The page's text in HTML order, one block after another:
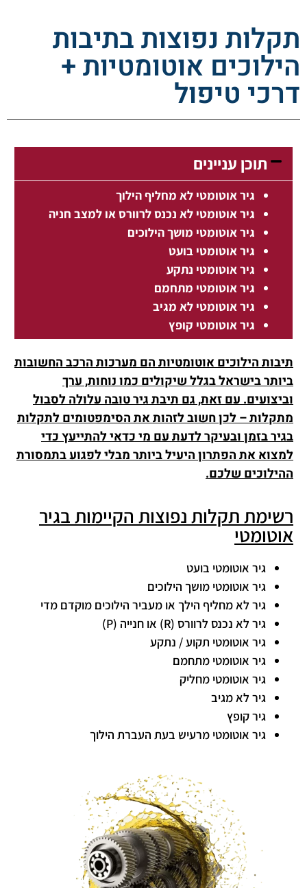
תקלות נפוצות בתיבות
הילוכים אוטומטיות +
דרכי טיפול
תוכן עניינים
גיר אוטומטי לא מחליף הילוך
גיר אוטומטי לא נכנס לרוורס או למצב חניה
גיר אוטומטי מושך הילוכים
גיר אוטומטי בועט
גיר אוטומטי נתקע
גיר אוטומטי מתחמם
גיר אוטומטי לא מגיב
גיר אוטומטי קופץ
תיבות הילוכים אוטומטיות הם מערכות הרכב החשובות
ביותר בישראל בגלל שיקולים כמו נוחות, ערך
וביצועים. עם זאת, גם תיבת גיר טובה עלולה לסבול
מתקלות – לכן חשוב לזהות את הסימפטומים לתקלות
בגיר בזמן ובעיקר לדעת עם מי כדאי להתייעץ כדי
למצוא את הפתרון היעיל ביותר מבלי לפגוע בתמסורת
ההילוכים שלכם.
רשימת תקלות נפוצות הקיימות בגיר
אוטומטי
גיר אוטומטי בועט
גיר אוטומטי מושך הילוכים
גיר לא מחליף הילך או מעביר הילוכים מוקדם מדי
גיר לא נכנס לרוורס (R) או חנייה (P)
גיר אוטומטי תקוע / נתקע
גיר אוטומטי מתחמם
גיר אוטומטי מחליק
גיר לא מגיב
גיר קופץ
גיר אוטומטי מרעיש בעת העברת הילוך